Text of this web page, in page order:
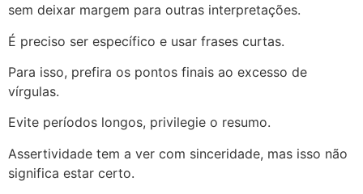
sem deixar margem para outras interpretações.
É preciso ser específico e usar frases curtas.
Para isso, prefira os pontos finais ao excesso de
vírgulas.
Evite períodos longos, privilegie o resumo.
Assertividade tem a ver com sinceridade, mas isso não
significa estar certo.